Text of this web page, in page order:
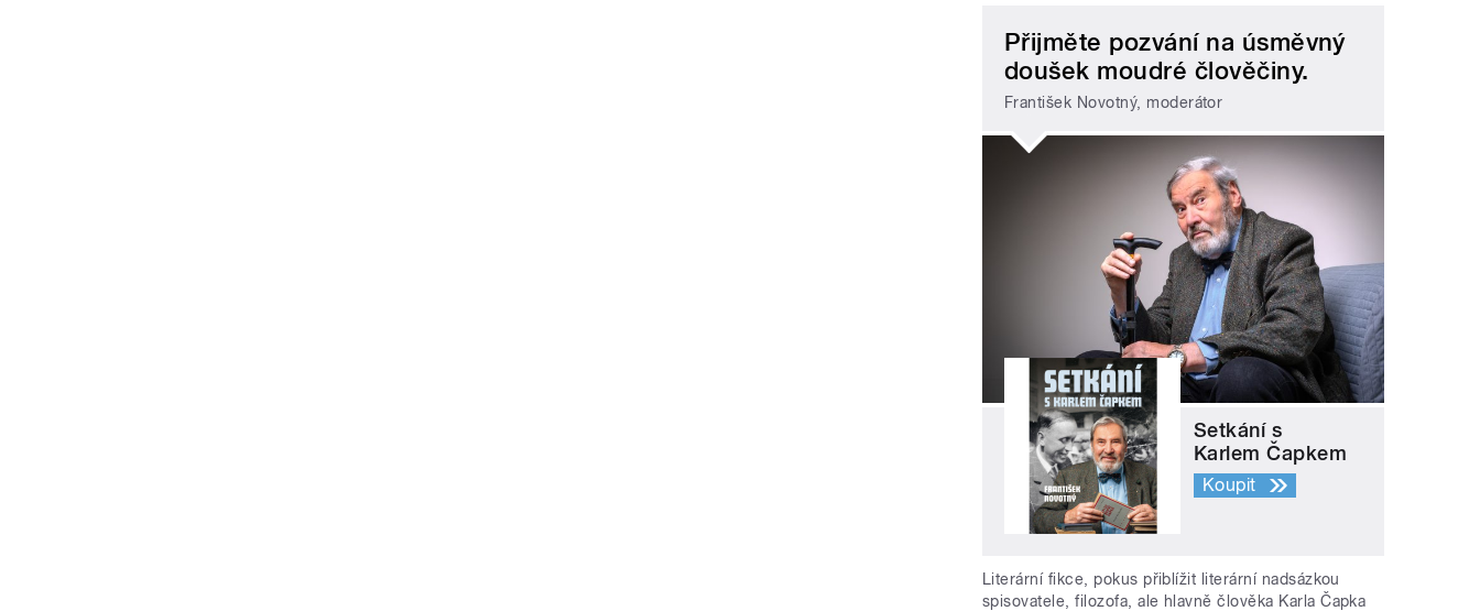
Přijměte pozvání na úsměvný
doušek moudré člověčiny.
František Novotný, moderátor
Setkání s
Karlem Čapkem
Koupit
Literární fikce, pokus přiblížit literární nadsázkou
spisovatele, filozofa, ale hlavně člověka Karla Čapka